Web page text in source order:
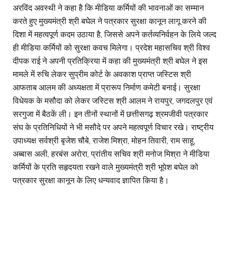
अरविंद अवस्थी ने कहा है कि मीडिया कर्मियों की भावनाओं का सम्मान
करते हुए मुख्यमंत्री श्री बघेल ने पत्रकार सुरक्षा कानून लागू करने की
दिशा में महत्वपूर्ण कदम उठाया है, जिससे अपने कर्तव्यनिर्वहन के लिये जल्द
ही मीडिया कर्मियों को सुरक्षा कवच मिलेगा। प्रदेश महासचिव श्री विश्व
दीपक राई ने अपनी प्रतिक्रिया में कहा की मुख्यमंत्री श्री बघेल ने इस
मामले में रुचि लेकर सुप्रीम कोर्ट के अवकाश प्राप्त जस्टिस श्री
आफताब आलम की अध्यक्षता में प्रारूप निर्माण कमेटी बनाई। सुरक्षा
विधेयक के मसौदा को लेकर जस्टिस श्री आलम ने रायपुर, जगदलपुर एवं
सरगुजा में बैठकें ली। इन तीनों स्थानों में छत्तीसगढ़ श्रमजीवी पत्रकार
संघ के प्रतिनिधियों ने भी मसौदे पर अपने महत्वपूर्ण विचार रखे। राष्ट्रीय
उपाध्यक्ष सर्वश्री बृजेश चौबे, राजेश मिश्रा, मोहन तिवारी, राम साहू,
अब्बास अली, हरबंस अरोरा, प्रांतीय सचिव श्री मनोज मिश्रा ने मीडिया
कर्मियों के प्रति सहृदयता रखने वाले मुख्यमंत्री श्री भूपेश बघेल को
पत्रकार सुरक्षा कानून के लिए धन्यवाद ज्ञापित किया है।